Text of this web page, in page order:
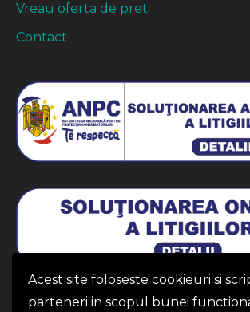
Acest site foloseste cookieuri si
parteneri in scopul bunei
Vreau oferta de pret
Contact